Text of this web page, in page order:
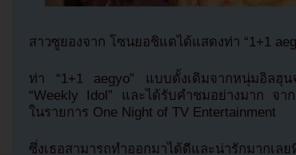
สาวซูยองจาก โซนยอชิแดได้แสดงท่า “1+1
ท่า “1+1 aegyo” แบบดั้งเดิมจากหนุ่มอิลฮุน
“Weekly Idol” และได้รับคำชมอย่างมาก จา
ในรายการ One Night of TV Entertainment
ซึ่งเธอสามารถทำออกมาได้ดีและน่ารักมากเ